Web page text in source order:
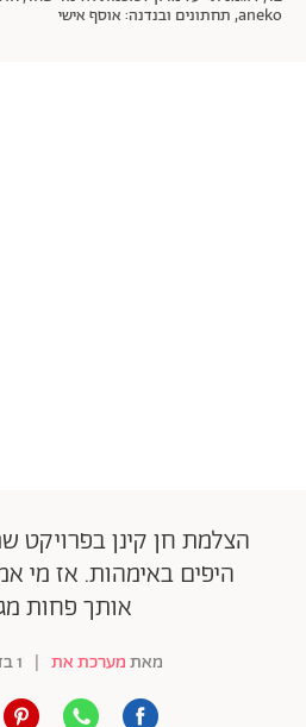
aneko, תחתונים ובנדנה: אוסף אישי
הצלמת חן קינן בפרויקט
היפים באימהות. אז מי
אותך פחות
מאתמערכת את | 1 בדצמבר 2021